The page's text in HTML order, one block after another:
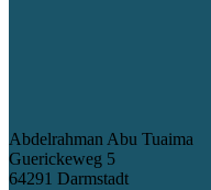
Abdelrahman Abu Tuaima
Guerickeweg 5
64291 Darmstadt